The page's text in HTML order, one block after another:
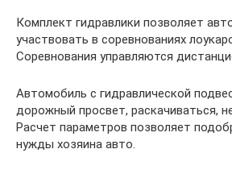
Комплект гидравлики позволяет
участвовать в соревнованиях
Соревнования управляются
Автомобиль с гидравлической
дорожный просвет, раскачиваться,
Расчет параметров позволяет
нужды хозяина авто.